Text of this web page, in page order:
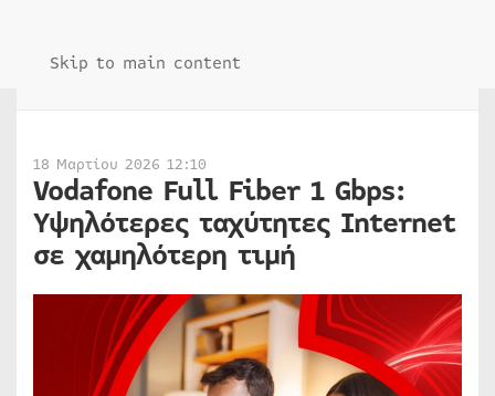
Skip to main content
18 Μαρτίου 2026 12:10
Vodafone Full Fiber 1 Gbps:
Υψηλότερες ταχύτητες Internet
σε χαμηλότερη τιμή